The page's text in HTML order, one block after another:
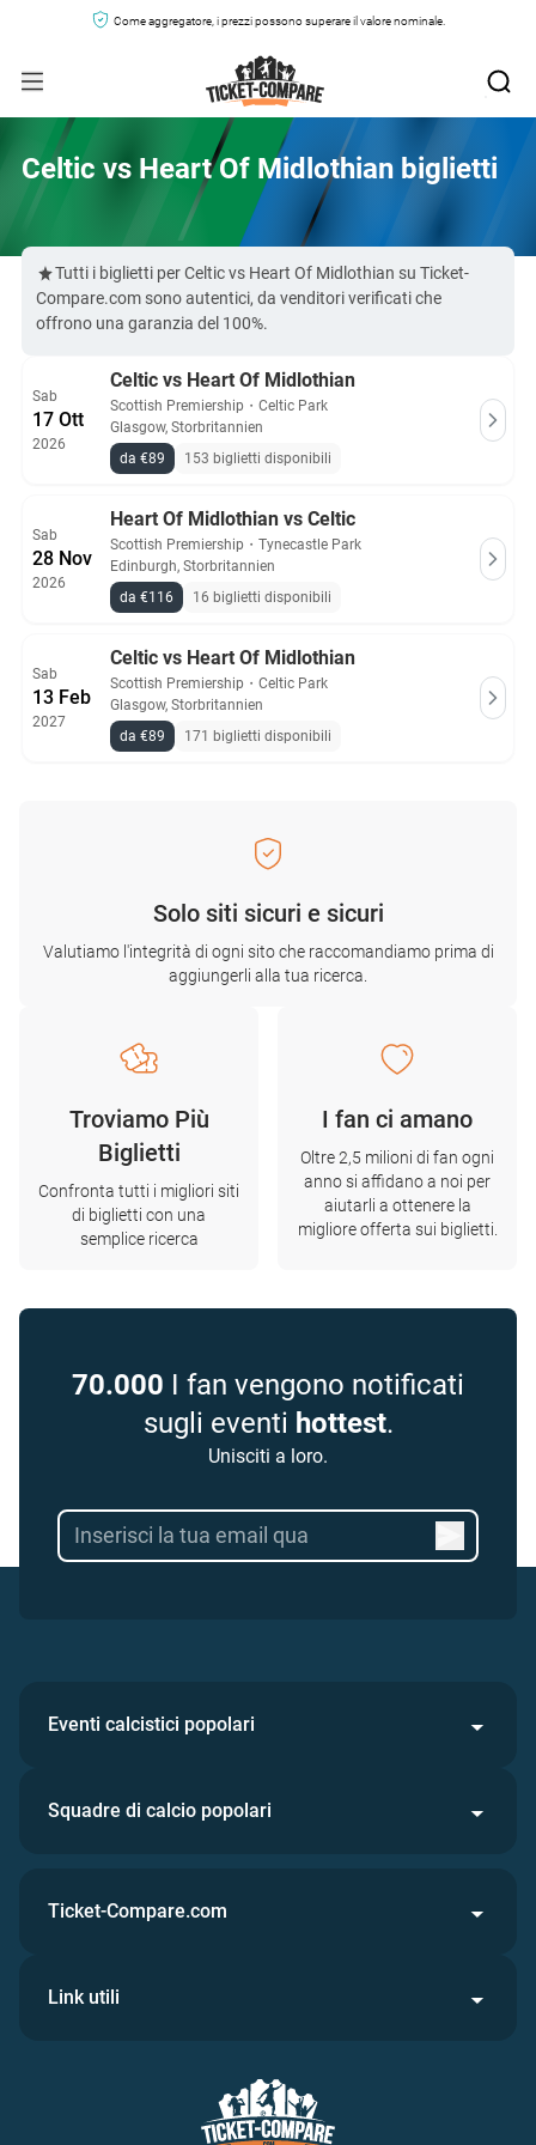
Come aggregatore, i prezzi possono superare il valore nominale.
Celtic vs Heart Of Midlothian biglietti
Tutti i biglietti per Celtic vs Heart Of Midlothian su Ticket-
Compare.com sono autentici, da venditori verificati che
offrono una garanzia del 100%.
Sab
17 Ott
2026
Celtic vs Heart Of Midlothian
Scottish Premiership ・ Celtic Park
Glasgow, Storbritannien
da €89
153 biglietti disponibili
Sab
28 Nov
2026
Heart Of Midlothian vs Celtic
Scottish Premiership ・ Tynecastle Park
Edinburgh, Storbritannien
da €116
16 biglietti disponibili
Sab
13 Feb
2027
Celtic vs Heart Of Midlothian
Scottish Premiership ・ Celtic Park
Glasgow, Storbritannien
da €89
171 biglietti disponibili
Solo siti sicuri e sicuri
Valutiamo l'integrità di ogni sito che raccomandiamo prima di
aggiungerli alla tua ricerca.
Troviamo Più
Biglietti
Confronta tutti i migliori siti
di biglietti con una
semplice ricerca
I fan ci amano
Oltre 2,5 milioni di fan ogni
anno si affidano a noi per
aiutarli a ottenere la
migliore offerta sui biglietti.
70.000 I fan vengono notificati
sugli eventi hottest.
Unisciti a loro.
Eventi calcistici popolari
Squadre di calcio popolari
Ticket-Compare.com
Link utili